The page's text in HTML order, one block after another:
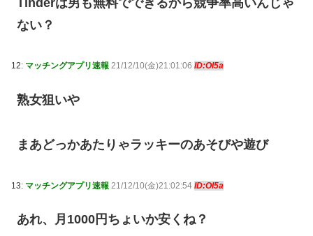
ない？
12: マッチングアプリ速報 21/12/10(金)21:01:06 ID:Ol5a
熟女狙いや
まあどっかあたりゃラッキーのあそびや遊び
13: マッチングアプリ速報 21/12/10(金)21:02:54 ID:Ol5a
あれ、月1000円ちょいか安くね？